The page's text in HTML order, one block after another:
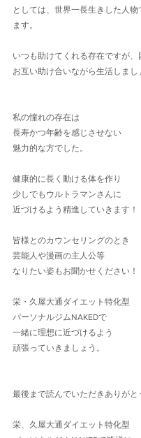
としては、世界一長生きした人
ます。
いつも助けてくれる存在ですが、
お互い助け合いながら生活しまし
私の憧れの存在は
長寿かつ年齢を感じさせない
魅力的な方でした。
健康的に長く動ける体を作り
少しでもウルトラマンさんに
近づけるよう精進していきます！
皆様とのカウンセリングのとき
芸能人や漫画の主人公等
なりたい姿もお聞かせください！
栄・久屋大通ダイエット特化型
パーソナルジムNAKEDで
一緒に理想に近づけるよう
頑張っていきましょう。
最後まで読んでいただきありがと
栄、久屋大通ダイエット特化型